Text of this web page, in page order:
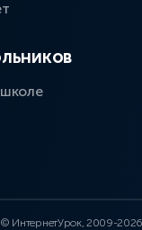
© ИнтернетУрок, 2009-2026